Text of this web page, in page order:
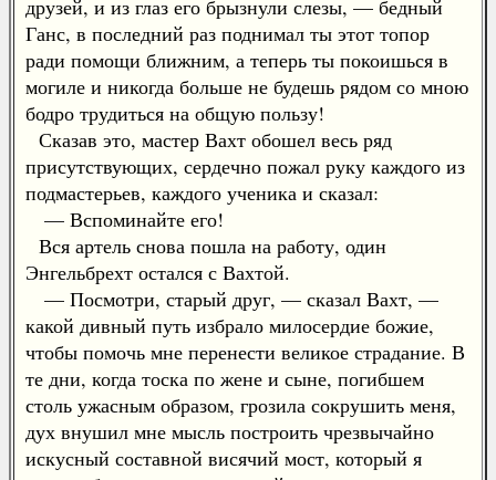
друзей, и из глаз его брызнули слезы, — бедный
Ганс, в последний раз поднимал ты этот топор
ради помощи ближним, а теперь ты покоишься в
могиле и никогда больше не будешь рядом со мною
бодро трудиться на общую пользу!
Сказав это, мастер Вахт обошел весь ряд
присутствующих, сердечно пожал руку каждого из
подмастерьев, каждого ученика и сказал:
— Вспоминайте его!
Вся артель снова пошла на работу, один
Энгельбрехт остался с Вахтой.
— Посмотри, старый друг, — сказал Вахт, —
какой дивный путь избрало милосердие божие,
чтобы помочь мне перенести великое страдание. В
те дни, когда тоска по жене и сыне, погибшем
столь ужасным образом, грозила сокрушить меня,
дух внушил мне мысль построить чрезвычайно
искусный составной висячий мост, который я